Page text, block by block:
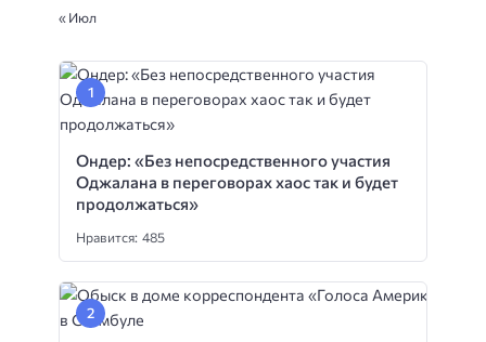
« Июл
Ондер: «Без непосредственного участия
Оджалана в переговорах хаос так и будет
продолжаться»
Нравится: 485